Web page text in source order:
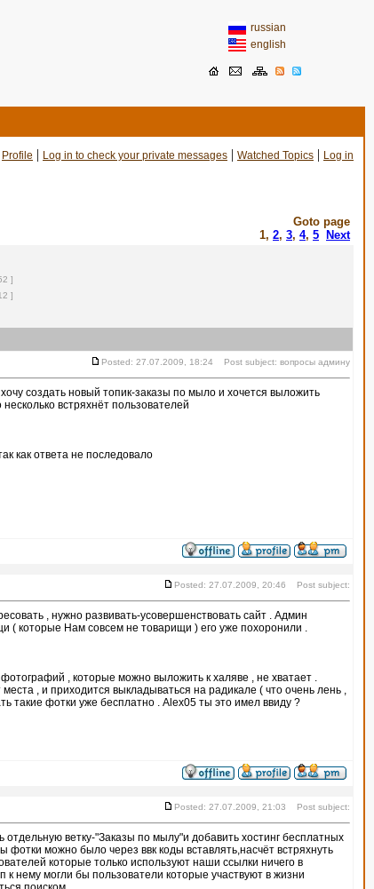
russian
english
Profile | Log in to check your private messages | Watched Topics | Log in
Goto page
1, 2, 3, 4, 5 Next
]
]
Posted: 27.07.2009, 18:24 Post subject: вопросы админу
создать новый топик-заказы по мыло и хочется выложить
встряхнёт пользователей
как ответа не последовало
Posted: 27.07.2009, 20:46 Post subject:
, нужно развивать-усовершенствовать сайт . Админ
( которые Нам совсем не товарищи ) его уже похоронили .
, которые можно выложить к халяве , не хватает .
, и приходится выкладываться на радикале ( что очень лень ,
такие фотки уже бесплатно . Alex05 ты это имел ввиду ?
Posted: 27.07.2009, 21:03 Post subject:
ветку-"Заказы по мылу"и добавить хостинг бесплатных
можно было через ввк коды вставлять,насчёт встряхнуть
которые только используют наши ссылки ничего в
нему могли бы пользователи которые участвуют в жизни